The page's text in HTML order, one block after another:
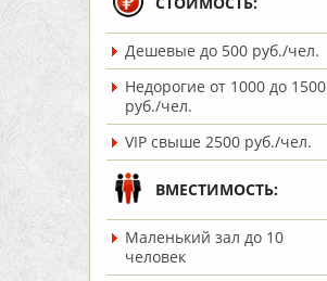
Дешевые до 500 руб./чел.
Недорогие от 1000 до 1500
руб./чел.
VIP свыше 2500 руб./чел.
ВМЕСТИМОСТЬ:
Маленький зал до 10
человек